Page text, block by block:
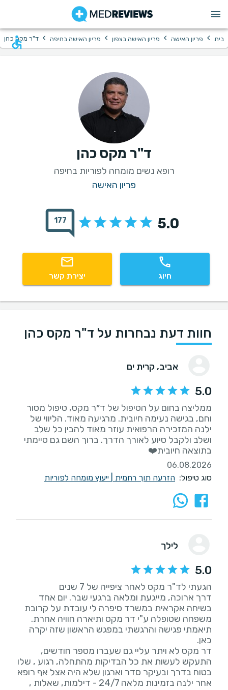
בית › פריון האישה › פריון האישה בצפון › פריון האישה בחיפה › ד"ר מקס כהן
ד"ר מקס כהן
רופא נשים מומחה לפוריות בחיפה
פריון האישה
5.0
177
חיוג יצירת קשר
חוות דעת נבחרות על ד"ר מקס כהן
אביב, קרית ים
5.0
‏ממליצה בחום על הטיפול של ד״ר מקס, טיפול מסור
וחם, בגישה נעימה חיובית. מרגיעה מאוד. הליווי של
ילנה המזכירה הרפואית עוזר מאוד להבין כל שלב
ושלב ולקבל סיוע לאורך הדרך. ברוך השם גם סיימתי
בתוצאה חיובית❤️
06.08.2026
סוג טיפול: הזרעה תוך רחמית ייעוץ מומחה לפוריות
לילך
5.0
דרך ארוכה, מייגעת ומלאה ברגעי שבר. יום אחד
בשיחה אקראית במשרד סיפרה לי עובדת על קרובת
משפחה שטופלה ע"י דר מקס ותיארה חוויה אחרת.
תיאמתי פגישה והרגשתי במפגש הראשון שזה יקרה
דר מקס לא ויתר עליי גם שעברו מספר חודשים,
התעקש לעשות את כל הבדיקות מהתחלה, רגוע , שלו
בטוח בדרך ובעיקר סדר וארגון שלא היה אצל אף רופא
אחר ילנה בזמינות מלאה 24/7 - דילמות, שאלות ,